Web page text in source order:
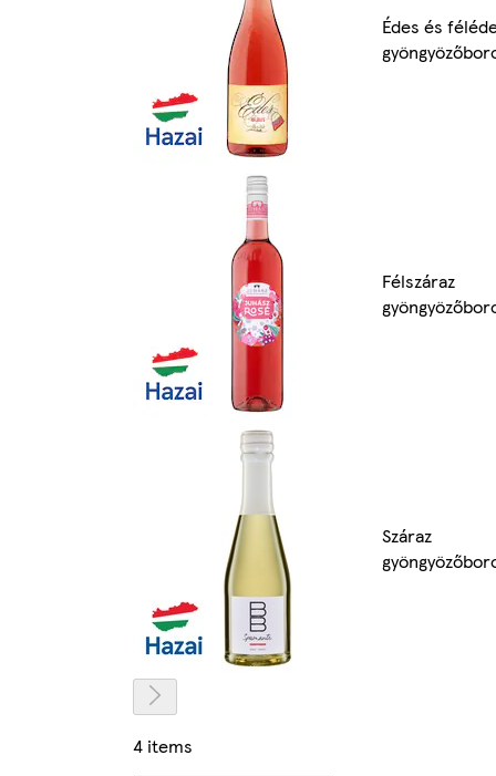
Édes és
Félszáraz
Száraz
4 items